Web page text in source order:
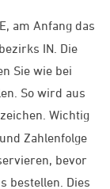
am Anfang das
IN. Die
Sie wie bei
So wird aus
Wichtig
Zahlenfolge
bevor
bestellen. Dies